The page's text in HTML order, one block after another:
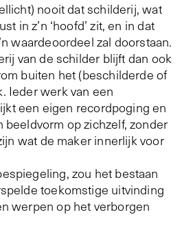
nooit dat schilderij, wat
in z’n ‘hoofd’ zit, en in dat
waardeoordeel zal doorstaan.
van de schilder blijft dan ook
buiten het (beschilderde of
Ieder werk van een
een eigen recordpoging en
beeldvorm op zichzelf, zonder
wat de maker innerlijk voor
zou het bestaan
toekomstige uitvinding
werpen op het verborgen